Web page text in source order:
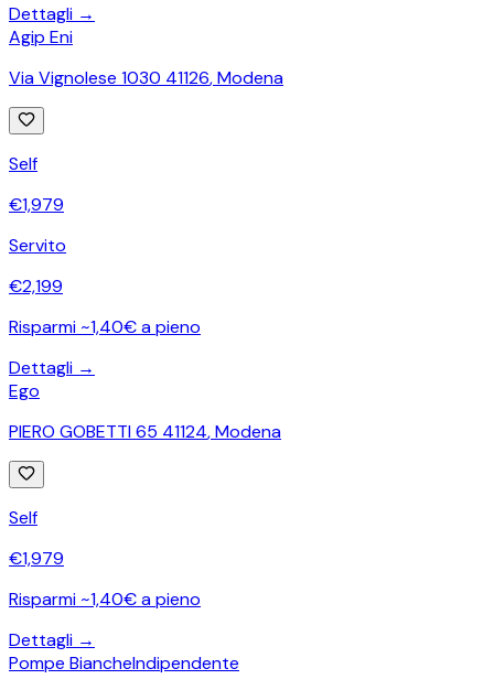
Dettagli →
Agip Eni
Via Vignolese 1030 41126,Modena
Self
€1,979
Servito
€2,199
Risparmi ~1,40€ a pieno
Dettagli →
Ego
PIERO GOBETTI 65 41124,Modena
Self
€1,979
Risparmi ~1,40€ a pieno
Dettagli →
Pompe BiancheIndipendente